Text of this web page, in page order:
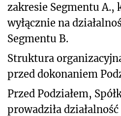
zakresie Segmentu A.,
wyłącznie na
Segmentu B.
Struktura
przed dokonaniem
Przed Podziałem,
prowadziła